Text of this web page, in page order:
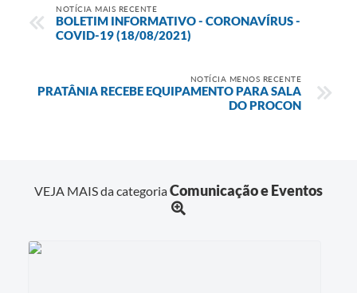
NOTÍCIA MAIS RECENTE
BOLETIM INFORMATIVO - CORONAVÍRUS -
COVID-19 (18/08/2021)
NOTÍCIA MENOS RECENTE
PRATÂNIA RECEBE EQUIPAMENTO PARA SALA
DO PROCON
VEJA MAIS da categoriaComunicação e Eventos